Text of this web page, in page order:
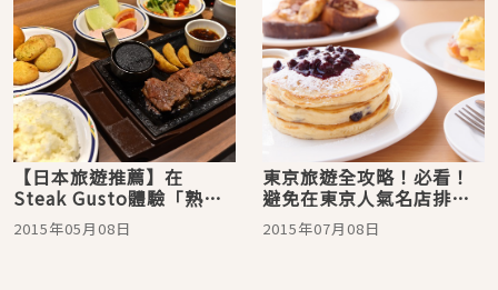
【日本旅遊推薦】在
Steak Gusto體驗「熟成
肉」！ 烤過的醬油和蒜頭
簡直絕配！ 啊～太幸福了
2015年05月08日
東京旅遊全攻略！必看！
避免在東京人氣名店排隊
的方法！
2015年07月08日